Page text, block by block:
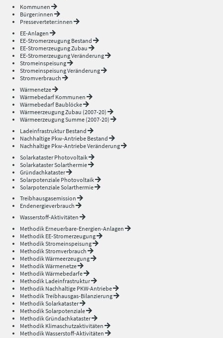
Kommunen
Bürger:innen
Presseverteter:innen
EE-Anlagen
EE-Stromerzeugung Bestand
EE-Stromerzeugung Zubau
EE-Stromerzeugung Veränderung
Stromeinspeisung
Stromeinspeisung Veränderung
Stromverbrauch
Wärmenetze
Wärmebedarf Kommunen
Wärmebedarf Baublöcke
Wärmeerzeugung Zubau (2007-20)
Wärmeerzeugung Summe (2007-20)
Ladeinfrastruktur Bestand
Nachhaltige Pkw-Antriebe Bestand
Nachhaltige Pkw-Antriebe Veränderung
Solarkataster Photovoltaik
Solarkataster Solarthermie
Gründachkataster
Solarpotenziale Photovoltaik
Solarpotenziale Solarthermie
Treibhausgasemission
Endenergieverbrauch
Wasserstoff-Aktivitäten
Methodik Erneuerbare-Energien-Anlagen
Methodik EE-Stromerzeugung
Methodik Stromeinspeisung
Methodik Stromverbrauch
Methodik Wärmeerzeugung
Methodik Wärmenetze
Methodik Wärmebedarfe
Methodik Ladeinfrastruktur
Methodik Nachhaltige PKW-Antriebe
Methodik Treibhausgas-Bilanzierung
Methodik Solarkataster
Methodik Solarpotenziale
Methodik Gründachkataster
Methodik Klimaschutzaktivitäten
Methodik Wasserstoff-Aktivitäten